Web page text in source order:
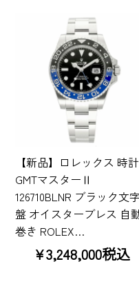
【新品】ロレックス 時計
GMTマスターⅡ
126710BLNR ブラック文
盤 オイスターブレス 自
巻き ROLEX…
¥3,248,000税込